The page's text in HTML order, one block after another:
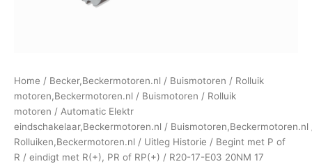
Home / Becker,Beckermotoren.nl / Buismotoren / Rolluik
motoren,Beckermotoren.nl / Buismotoren / Rolluik
motoren / Automatic Elektr
eindschakelaar,Beckermotoren.nl / Buismotoren,Beckermotoren.nl
Rolluiken,Beckermotoren.nl / Uitleg Historie / Begint met P of
R / eindigt met R(+), PR of RP(+) / R20-17-E03 20NM 17